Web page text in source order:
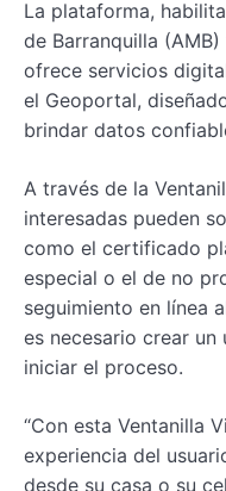
La plataforma,
de Barranquilla
ofrece servicios
el Geoportal,
brindar datos
A través de la
interesadas pueden
como el certificado
especial o el de no
seguimiento en línea
es necesario crear
iniciar el proceso.
“Con esta Ventanilla
experiencia del
desde su casa o su